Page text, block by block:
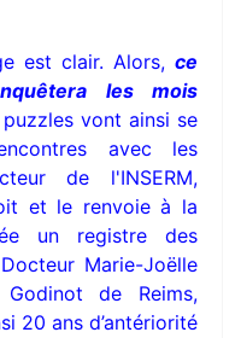
est clair. Alors, ce
les mois
vont ainsi se
avec les
de l'INSERM,
et le renvoie à la
un registre des
Marie-Joëlle
de Reims,
20 ans d’antériorité